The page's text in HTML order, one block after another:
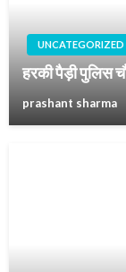
UNCATEGORIZED
हरकी पैड़ी पुलिस
prashant sharma